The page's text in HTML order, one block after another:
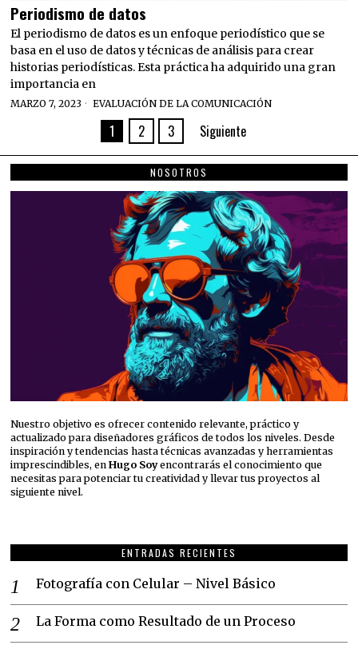
Periodismo de datos
El periodismo de datos es un enfoque periodístico que se
basa en el uso de datos y técnicas de análisis para crear
historias periodísticas. Esta práctica ha adquirido una gran
importancia en
MARZO 7, 2023 EVALUACIÓN DE LA COMUNICACIÓN
1 2 3 Siguiente
NOSOTROS
Nuestro objetivo es ofrecer contenido relevante, práctico y
actualizado para diseñadores gráficos de todos los niveles. Desde
inspiración y tendencias hasta técnicas avanzadas y herramientas
imprescindibles, enHugo Soyencontrarás el conocimiento que
necesitas para potenciar tu creatividad y llevar tus proyectos al
siguiente nivel.
ENTRADAS RECIENTES
Fotografía con Celular – Nivel Básico
La Forma como Resultado de un Proceso